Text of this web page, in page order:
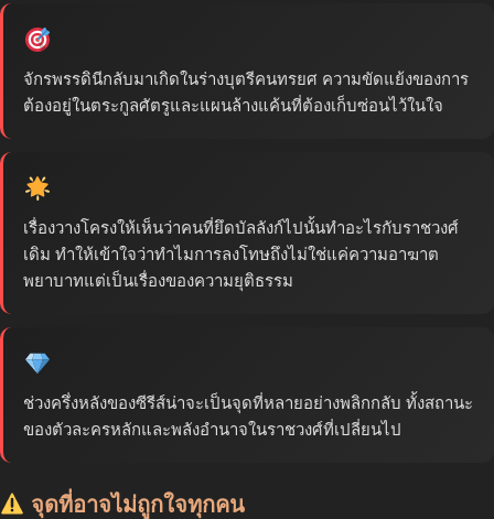
จักรพรรดินีกลับมาเกิดในร่างบุตรีคนทรยศ ความขัดแย้งของการ
ต้องอยู่ในตระกูลศัตรูและแผนล้างแค้นที่ต้องเก็บซ่อนไว้ในใจ
เรื่องวางโครงให้เห็นว่าคนที่ยึดบัลลังก์ไปนั้นทำอะไรกับราชวงศ์
เดิม ทำให้เข้าใจว่าทำไมการลงโทษถึงไม่ใช่แค่ความอาฆาต
พยาบาทแต่เป็นเรื่องของความยุติธรรม
ช่วงครึ่งหลังของซีรีส์น่าจะเป็นจุดที่หลายอย่างพลิกกลับ ทั้งสถานะ
ของตัวละครหลักและพลังอำนาจในราชวงศ์ที่เปลี่ยนไป
จุดที่อาจไม่ถูกใจทุกคน